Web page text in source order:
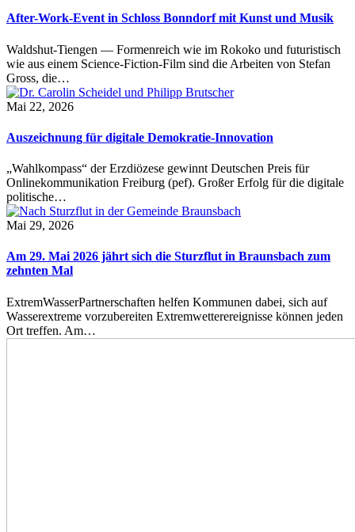
After-Work-Event in Schloss Bonndorf mit Kunst und Musik
Waldshut-Tiengen — Formenreich wie im Rokoko und futuristisch
wie aus einem Science-Fiction-Film sind die Arbeiten von Stefan
Gross, die…
Mai 22, 2026
Auszeichnung für digitale Demokratie-Innovation
„Wahlkompass“ der Erzdiözese gewinnt Deutschen Preis für
Onlinekommunikation Freiburg (pef). Großer Erfolg für die digitale
politische…
Mai 29, 2026
Am 29. Mai 2026 jährt sich die Sturzflut in Braunsbach zum
zehnten Mal
ExtremWasserPartnerschaften helfen Kommunen dabei, sich auf
Wasserextreme vorzubereiten Extremwetterereignisse können jeden
Ort treffen. Am…